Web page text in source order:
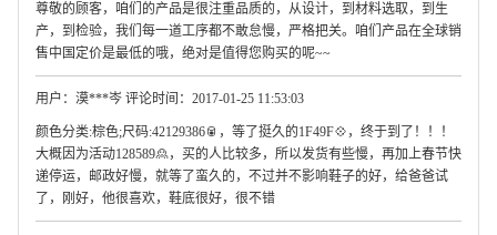
尊敬的顾客，咱们的产品是很注重品质的，从设计，到材料选取，到生
产，到检验，我们每一道工序都不敢怠慢，严格把关。咱们产品在全球销
售中国定价是最低的哦，绝对是值得您购买的呢~~
用户：漠***岑 评论时间：2017-01-25 11:53:03
颜色分类:棕色;尺码:42129386🥫，等了挺久的1F49F💠，终于到了！！！
大概因为活动128589🙎，买的人比较多，所以发货有些慢，再加上春节快
递停运，邮政好慢，就等了蛮久的，不过并不影响鞋子的好，给爸爸试
了，刚好，他很喜欢，鞋底很好，很不错